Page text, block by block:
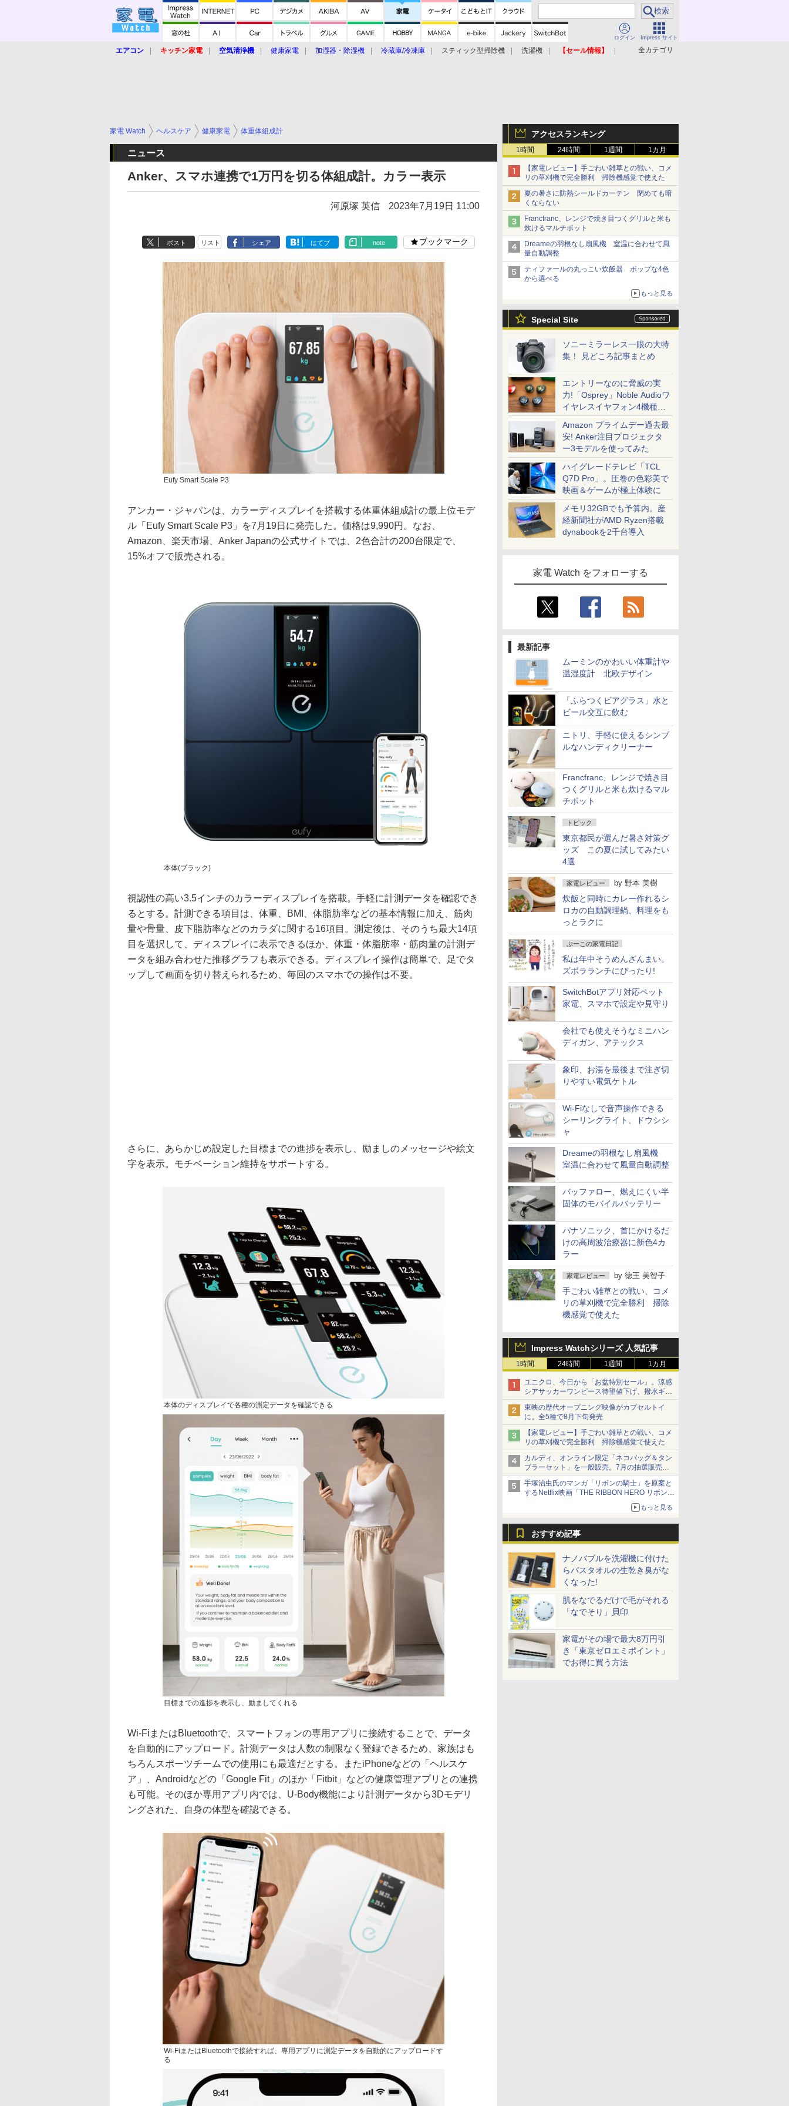
ログイン Impress サイト
全カテゴリ
エアコン キッチン家電 空気清浄機 健康家電 加湿器・除湿機 冷蔵庫/冷凍庫 スティック型掃除機 洗濯機
【セール情報】
アクセスランキング
1時間 24時間 1週間 1カ月
【家電レビュー】手ごわい雑草との戦い、コメ
リの草刈機で完全勝利 掃除機感覚で使えた
夏の暑さに防熱シールドカーテン 閉めても暗
くならない
Francfranc、レンジで焼き目つくグリルと米も
炊けるマルチポット
Dreameの羽根なし扇風機 室温に合わせて風
量自動調整
ティファールの丸っこい炊飯器 ポップな4色
から選べる
もっと見る
Special Site
ソニーミラーレス一眼の大特
集！ 見どころ記事まとめ
エントリーなのに脅威の実
力!「Osprey」Noble Audioワ
イヤレスイヤフォン4機種を
一気に聴く
Amazon プライムデー過去最
安! Anker注目プロジェクタ
ー3モデルを使ってみた
ハイグレードテレビ「TCL
Q7D Pro」。圧巻の色彩美で
映画＆ゲームが極上体験に
メモリ32GBでも予算内。産
経新聞社がAMD Ryzen搭載
dynabookを2千台導入
家電 Watch をフォローする
最新記事
ムーミンのかわいい体重計や
温湿度計 北欧デザイン
「ふらつくビアグラス」水と
ビール交互に飲む
ニトリ、手軽に使えるシンプ
ルなハンディクリーナー
Francfranc、レンジで焼き目
つくグリルと米も炊けるマル
チポット
トピック
東京都民が選んだ暑さ対策グ
ッズ この夏に試してみたい
4選
家電レビュー by 野本 美樹
炊飯と同時にカレー作れるシ
ロカの自動調理鍋、料理をも
っとラクに
ぷーこの家電日記
私は年中そうめんざんまい。
ズボラランチにぴったり!
SwitchBotアプリ対応ペット
家電、スマホで設定や見守り
会社でも使えそうなミニハン
ディガン、アテックス
象印、お湯を最後まで注ぎ切
りやすい電気ケトル
Wi-Fiなしで音声操作できる
シーリングライト、ドウシシ
ャ
Dreameの羽根なし扇風機
室温に合わせて風量自動調整
バッファロー、燃えにくい半
固体のモバイルバッテリー
パナソニック、首にかけるだ
けの高周波治療器に新色4カ
ラー
家電レビュー by 徳王 美智子
手ごわい雑草との戦い、コメ
リの草刈機で完全勝利 掃除
機感覚で使えた
Impress Watchシリーズ 人気記事
1時間 24時間 1週間 1カ月
ユニクロ、今日から「お盆特別セール」。涼感
シアサッカーワンピース待望値下げ、撥水ギア
ショーツは1990円に
東映の歴代オープニング映像がカプセルトイ
に。全5種で8月下旬発売
【家電レビュー】手ごわい雑草との戦い、コメ
リの草刈機で完全勝利 掃除機感覚で使えた
カルディ、オンライン限定「ネコバッグ＆タン
ブラーセット」を一般販売。7月の抽選販売の
当選無効分
手塚治虫氏のマンガ「リボンの騎士」を原案と
するNetflix映画「THE RIBBON HERO リボンヒ
もっと見る
おすすめ記事
ナノバブルを洗濯機に付けた
らバスタオルの生乾き臭がな
くなった!
肌をなでるだけで毛がそれる
「なでそり」貝印
家電がその場で最大8万円引
き「東京ゼロエミポイント」
でお得に買う方法
家電 Watch ヘルスケア 健康家電 体重体組成計
ニュース
Anker、スマホ連携で1万円を切る体組成計。カラー表示
河原塚 英信 2023年7月19日 11:00
ポスト リスト シェア はてブ note ブックマーク
Eufy Smart Scale P3
アンカー・ジャパンは、カラーディスプレイを搭載する体重体組成計の最上位モデ
ル「Eufy Smart Scale P3」を7月19日に発売した。価格は9,990円。なお、
Amazon、楽天市場、Anker Japanの公式サイトでは、2色合計の200台限定で、
15%オフで販売される。
本体(ブラック)
視認性の高い3.5インチのカラーディスプレイを搭載。手軽に計測データを確認でき
るとする。計測できる項目は、体重、BMI、体脂肪率などの基本情報に加え、筋肉
量や骨量、皮下脂肪率などのカラダに関する16項目。測定後は、そのうち最大14項
目を選択して、ディスプレイに表示できるほか、体重・体脂肪率・筋肉量の計測デ
ータを組み合わせた推移グラフも表示できる。ディスプレイ操作は簡単で、足でタ
ップして画面を切り替えられるため、毎回のスマホでの操作は不要。
さらに、あらかじめ設定した目標までの進捗を表示し、励ましのメッセージや絵文
字を表示。モチベーション維持をサポートする。
本体のディスプレイで各種の測定データを確認できる
目標までの進捗を表示し、励ましてくれる
Wi-FiまたはBluetoothで、スマートフォンの専用アプリに接続することで、データ
を自動的にアップロード。計測データは人数の制限なく登録できるため、家族はも
ちろんスポーツチームでの使用にも最適だとする。またiPhoneなどの「ヘルスケ
ア」、Androidなどの「Google Fit」のほか「Fitbit」などの健康管理アプリとの連携
も可能。そのほか専用アプリ内では、U-Body機能により計測データから3Dモデリ
ングされた、自身の体型を確認できる。
Wi-FiまたはBluetoothで接続すれば、専用アプリに測定データを自動的にアップロードす
る